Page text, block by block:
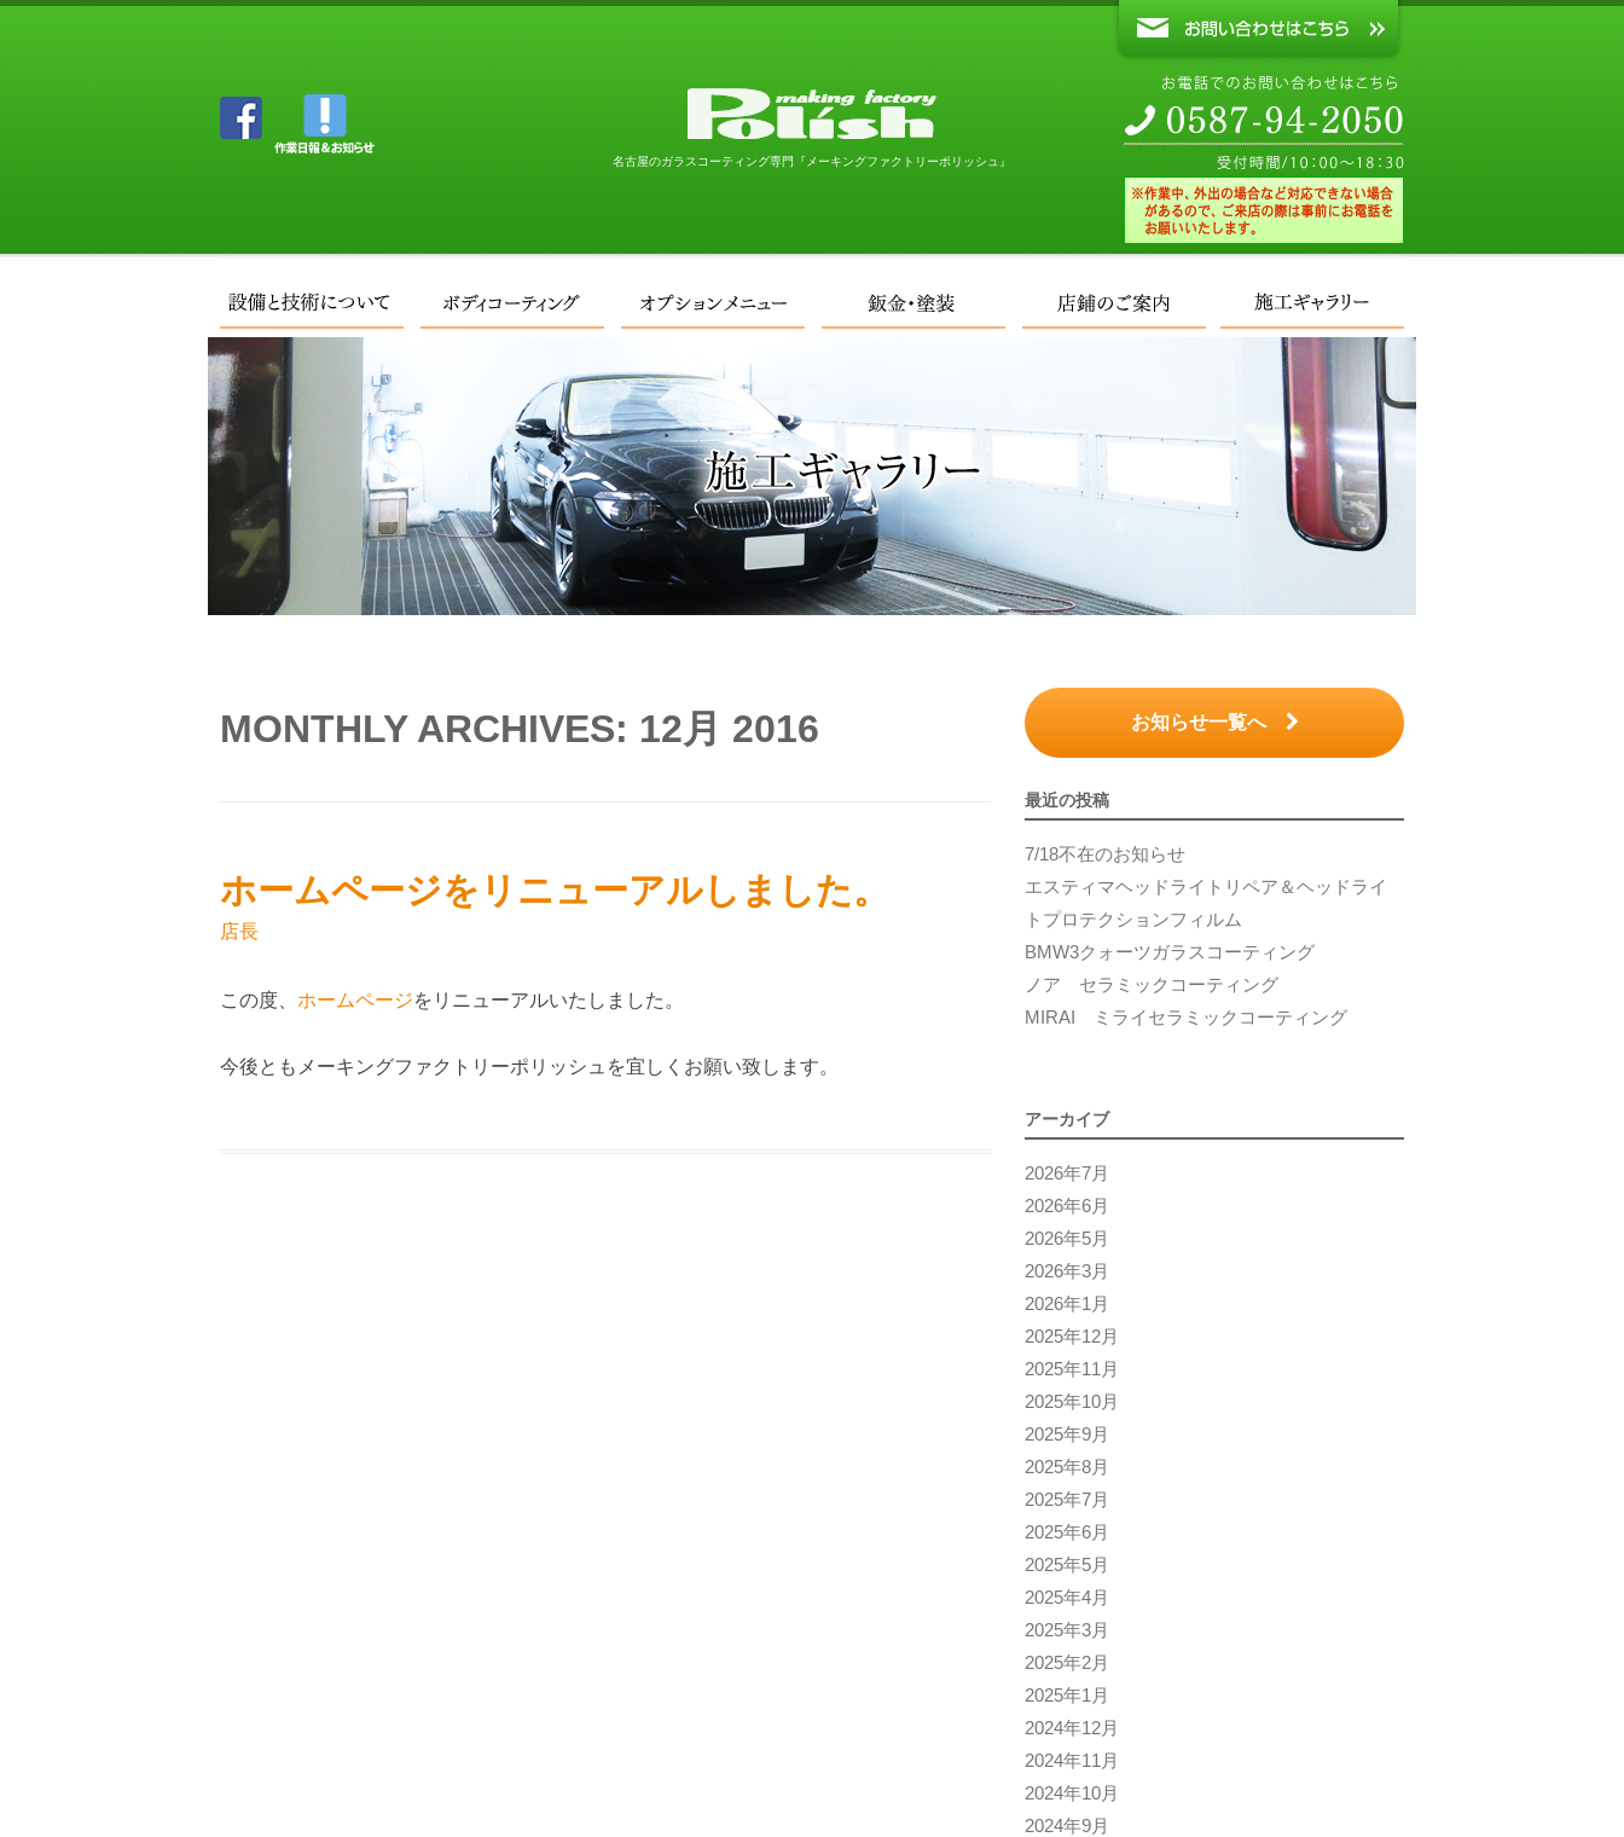
お問い合わせ
メーキングファクトリー ポリッシュ
名古屋のガラスコーティング専門『メーキングファクトリーポリッシュ』
MONTHLY ARCHIVES: 12月 2016
ホームページをリニューアルしました。
店長
この度、 ホームページをリニューアルいたしました。
今後ともメーキングファクトリーポリッシュを宜しくお願い致します。
お知らせ一覧へ
最近の投稿
7/18不在のお知らせ
エスティマヘッドライトリペア＆ヘッドライ
トプロテクションフィルム
BMW3クォーツガラスコーティング
ノア セラミックコーティング
MIRAI ミライセラミックコーティング
アーカイブ
2026年7月
2026年6月
2026年5月
2026年3月
2026年1月
2025年12月
2025年11月
2025年10月
2025年9月
2025年8月
2025年7月
2025年6月
2025年5月
2025年4月
2025年3月
2025年2月
2025年1月
2024年12月
2024年11月
2024年10月
2024年9月